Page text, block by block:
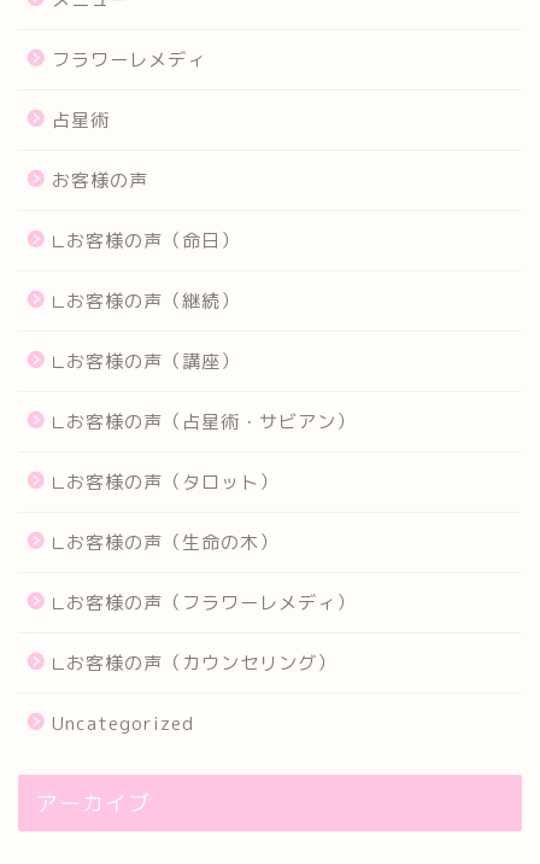
フラワーレメディ
占星術
お客様の声
∟お客様の声（命日）
∟お客様の声（継続）
∟お客様の声（講座）
∟お客様の声（占星術・サビアン）
∟お客様の声（タロット）
∟お客様の声（生命の木）
∟お客様の声（フラワーレメディ）
∟お客様の声（カウンセリング）
Uncategorized
アーカイブ